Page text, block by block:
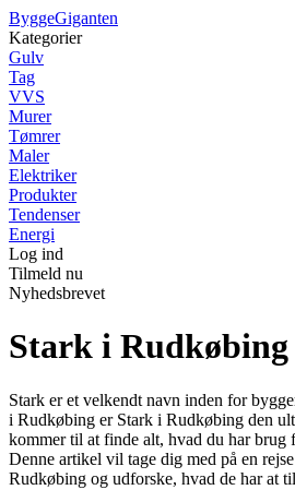
ByggeGiganten
Kategorier
Gulv
Tag
VVS
Murer
Tømrer
Maler
Elektriker
Produkter
Tendenser
Energi
Log ind
Tilmeld nu
Nyhedsbrevet
Stark i Rudkøbing
Stark er et velkendt navn inden for
i Rudkøbing er Stark i Rudkøbing den
kommer til at finde alt, hvad du har brug
Denne artikel vil tage dig med på en
Rudkøbing og udforske, hvad de har at